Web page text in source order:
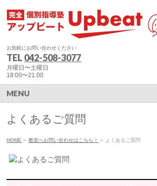
お気軽にお問い合わせください
TEL 042-508-3077
月曜日〜土曜日
18:00〜21:00
MENU
よくあるご質問
HOME » 教室へお問い合わせはこちら！ » よくあるご質問